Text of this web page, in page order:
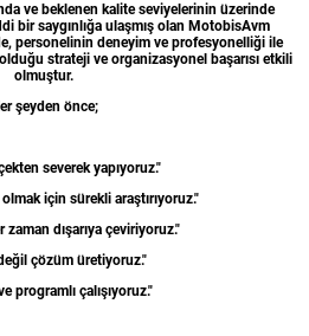
ve beklenen kalite seviyelerinin üzerinde
bir saygınlığa ulaşmış olan MotobisAvm
personelinin deneyim ve profesyonelliği ile
strateji ve organizasyonel başarısı etkili
olmuştur.
şeyden önce;
severek yapıyoruz."
için sürekli araştırıyoruz."
dışarıya çeviriyoruz."
çözüm üretiyoruz."
programlı çalışıyoruz."